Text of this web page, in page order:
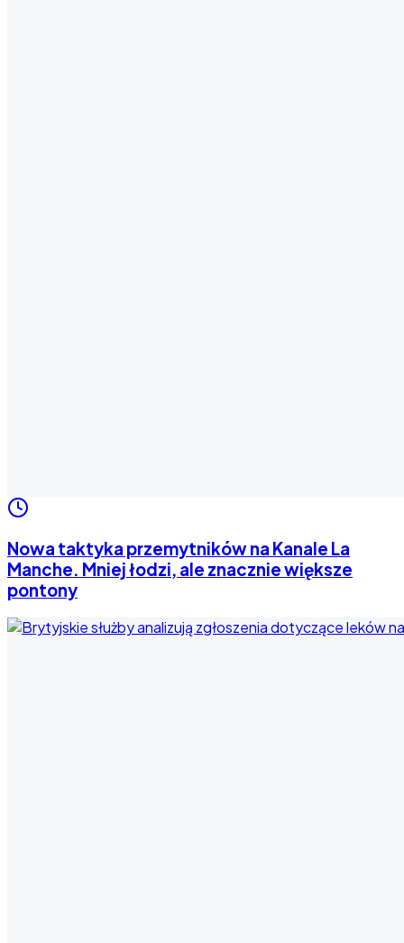
Nowa taktyka przemytników na Kanale La
Manche. Mniej łodzi, ale znacznie większe
pontony